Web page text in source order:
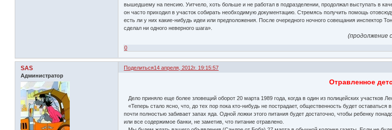
вышедшему на пенсию. Уитчело, хоть больше и не работал в подразделении, продолжал выступать в
он часто приходил в участок собирать необходимую документацию. Стремясь получить помощь
есть ли у них какие-нибудь идеи или предположения. После очередного ночного совещания инспектор
сделал ни одного неверного шага».
(продолжение
0
Поделиться14 апреля, 2012г. 19:15:57
SAS
Администратор
Отравленное
Дело приняло еще более зловещий оборот 20 марта 1989 года, когда в один из полицейских участков
«Теперь стало ясно, что, до тех пор пока кто-нибудь не пострадает, общественность будет
почти полностью забивает запах яда. Одной ложки этого питания будет достаточно, чтобы ребенку
или все содержимое банки, не заметив, что питание отравлено.